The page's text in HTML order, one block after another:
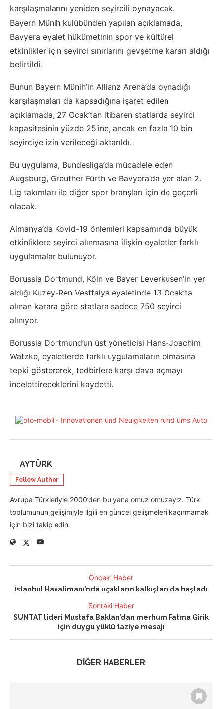
karşılaşmalarını yeniden seyircili oynayacak.
Bayern Münih kulübünden yapılan açıklamada,
Bavyera eyalet hükümetinin spor ve kültürel
etkinlikler için seyirci sınırlarını gevşetme kararı aldığı
belirtildi.
Bunun Bayern Münih’in Allianz Arena’da oynadığı
karşılaşmaları da kapsadığına işaret edilen
açıklamada, 27 Ocak’tan itibaren statlarda seyirci
kapasitesinin yüzde 25’ine, ancak en fazla 10 bin
seyirciye izin verileceği aktarıldı.
Bu uygulama, Bundesliga’da mücadele eden
Augsburg, Greuther Fürth ve Bavyera’da yer alan 2.
Lig takımları ile diğer spor branşları için de geçerli
olacak.
Almanya’da Kovid-19 önlemleri kapsamında büyük
etkinliklere seyirci alınmasına ilişkin eyaletler farklı
uygulamalar bulunuyor.
Borussia Dortmund, Köln ve Bayer Leverkusen’in yer
aldığı Kuzey-Ren Vestfalya eyaletinde 13 Ocak’ta
alınan karara göre statlara sadece 750 seyirci
alınıyor.
Borussia Dortmund’un üst yöneticisi Hans-Joachim
Watzke, eyaletlerde farklı uygulamaların olmasına
tepki göstererek, tedbirlere karşı dava açmayı
incelettireceklerini kaydetti.
AYTÜRK
Follow Author
Avrupa Türkleriyle 2000’den bu yana omuz omuzayız. Türk
toplumunun gelişimiyle ilgili en güncel gelişmeleri kaçırmamak
için bizi takip edin.
Önceki Haber
İstanbul Havalimanı’nda uçakların kalkışları da başladı
Sonraki Haber
SUNTAT lideri Mustafa Baklan’dan merhum Fatma Girik
için duygu yüklü taziye mesajı
DİĞER HABERLER